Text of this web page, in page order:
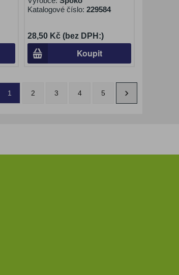
Katalogové číslo: 229584
28,50 Kč (bez DPH:)
Koupit
1 2 3 4 5